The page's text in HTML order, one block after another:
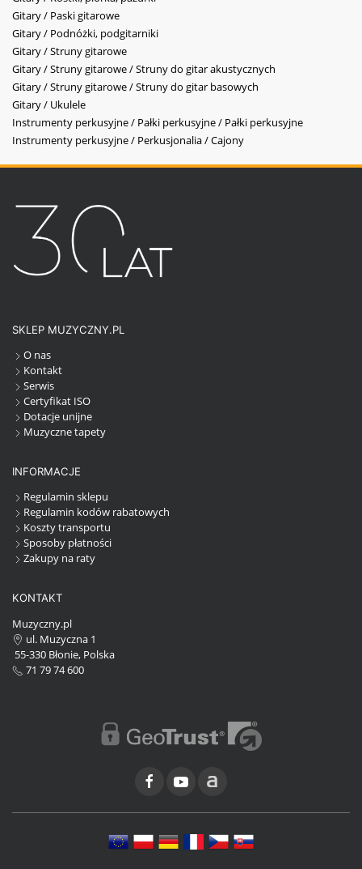
Gitary / Paski gitarowe
Gitary / Podnóżki, podgitarniki
Gitary / Struny gitarowe
Gitary / Struny gitarowe / Struny do gitar akustycznych
Gitary / Struny gitarowe / Struny do gitar basowych
Gitary / Ukulele
Instrumenty perkusyjne / Pałki perkusyjne / Pałki perkusyjne
Instrumenty perkusyjne / Perkusjonalia / Cajony
SKLEP MUZYCZNY.PL
O nas
Kontakt
Serwis
Certyfikat ISO
Dotacje unijne
Muzyczne tapety
INFORMACJE
Regulamin sklepu
Regulamin kodów rabatowych
Koszty transportu
Sposoby płatności
Zakupy na raty
KONTAKT
Muzyczny.pl
ul. Muzyczna 1
55-330 Błonie, Polska
71 79 74 600